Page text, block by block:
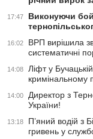
17:47
Виконуючи
16:02
ВРП вирішила
систематичні
14:08
Ліфт у
кримінальному
14:00
Директор з
України!
13:18
П’яний водій з
гривень у